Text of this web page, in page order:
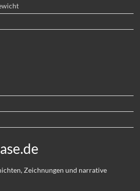
Zeichnungen und narrative